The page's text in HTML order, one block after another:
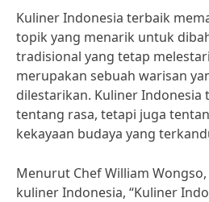
Kuliner Indonesia terbaik
topik yang menarik untuk
tradisional yang tetap
merupakan sebuah warisan
dilestarikan. Kuliner Indonesia
tentang rasa, tetapi juga
kekayaan budaya yang
Menurut Chef William
kuliner Indonesia, “Kuliner